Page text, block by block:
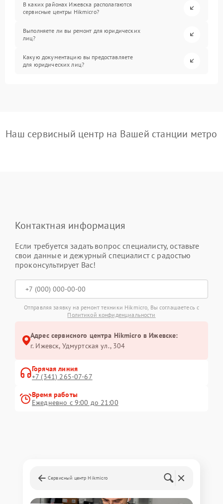
В каких районах Ижевска располагаются
сервисные центры Hikmicro?
Выполняете ли вы ремонт для юридических
лиц?
Какую документацию вы предоставляете
для юридических лиц?
Наш сервисный центр на Вашей станции метро
Контактная информация
Если требуется задать вопрос специалисту, оставьте
свои данные и дежурный специалист с радостью
проконсультирует Вас!
Отправляя заявку на ремонт техники Hikmicro, Вы соглашаетесь с
Политикой конфиденциальности
Адрес сервисного центра Hikmicro в Ижевске:
г. Ижевск, Удмуртская ул., 304
Горячая линия
+7 (341) 265-07-67
Время работы
Ежедневно с 9:00 до 21:00
Сервисный центр Hikmicro